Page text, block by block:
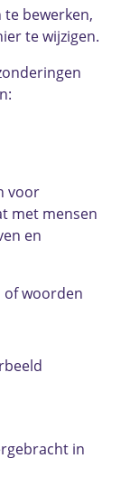
bewerken,
te wijzigen.
voor
met mensen
en
woorden
in